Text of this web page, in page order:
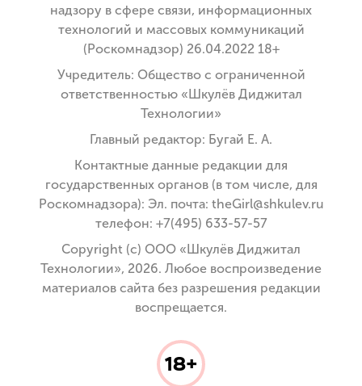
надзору в сфере связи, информационных
технологий и массовых коммуникаций
(Роскомнадзор) 26.04.2022 18+
Учредитель: Общество с ограниченной
ответственностью «Шкулёв Диджитал
Технологии»
Главный редактор: Бугай Е. А.
Контактные данные редакции для
государственных органов (в том числе, для
Роскомнадзора): Эл. почта: theGirl@shkulev.ru
телефон: +7(495) 633-57-57
Copyright (с) ООО «Шкулёв Диджитал
Технологии», 2026. Любое воспроизведение
материалов сайта без разрешения редакции
воспрещается.
18+